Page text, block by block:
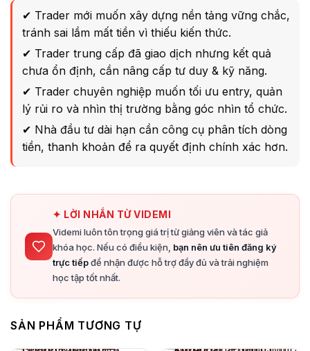
✔ Trader mới muốn xây dựng nền tảng vững chắc,
tránh sai lầm mất tiền vì thiếu kiến thức.
✔ Trader trung cấp đã giao dịch nhưng kết quả
chưa ổn định, cần nâng cấp tư duy & kỹ năng.
✔ Trader chuyên nghiệp muốn tối ưu entry, quản
lý rủi ro và nhìn thị trường bằng góc nhìn tổ chức.
✔ Nhà đầu tư dài hạn cần công cụ phân tích dòng
tiền, thanh khoản để ra quyết định chính xác hơn.
✦ LỜI NHẮN TỪ VIDEMI
Videmi luôn tôn trọng giá trị từ giảng viên và tác giả
khóa học. Nếu có điều kiện, bạn nên ưu tiên đăng ký
trực tiếpđể nhận được hỗ trợ đầy đủ và trải nghiệm
học tập tốt nhất.
SẢN PHẨM TƯƠNG TỰ